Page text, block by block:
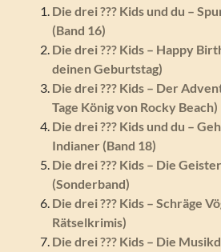
Die drei ??? Kids und du –
(Band 16)
Die drei ??? Kids – Happy
deinen Geburtstag)
Die drei ??? Kids – Der
Tage König von Rocky Beach)
Die drei ??? Kids und du –
Indianer (Band 18)
Die drei ??? Kids – Die
(Sonderband)
Die drei ??? Kids – Schräge
Rätselkrimis)
Die drei ??? Kids – Die